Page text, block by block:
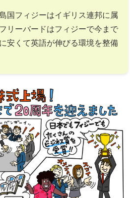
国フィジーはイギリス連邦に属
リーバードはフィジーで今まで
安くて英語が伸びる環境を整備